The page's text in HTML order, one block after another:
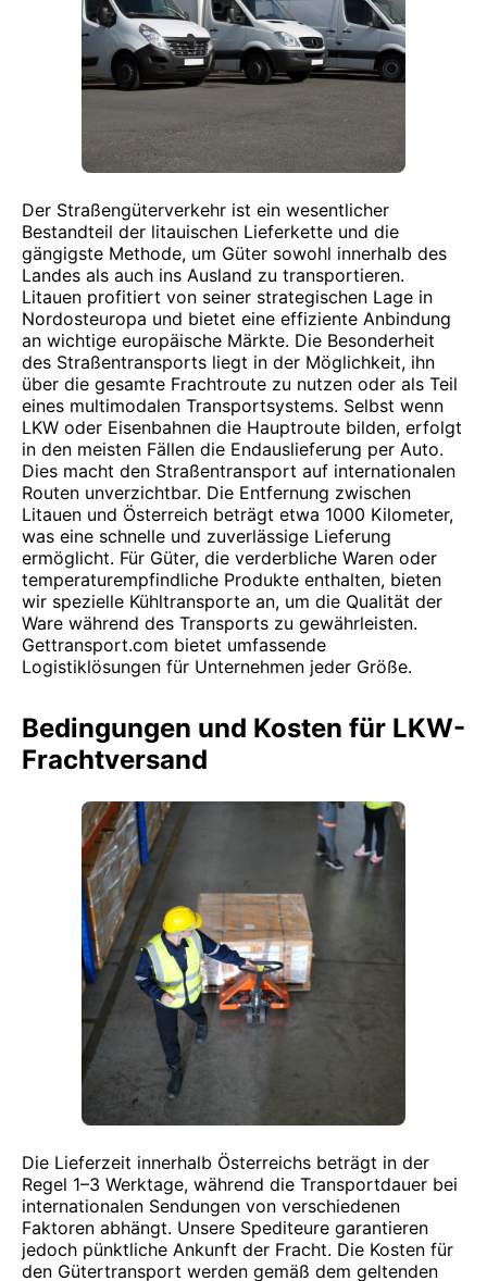
Der Straßengüterverkehr ist ein wesentlicher
Bestandteil der litauischen Lieferkette und die
gängigste Methode, um Güter sowohl innerhalb des
Landes als auch ins Ausland zu transportieren.
Litauen profitiert von seiner strategischen Lage in
Nordosteuropa und bietet eine effiziente Anbindung
an wichtige europäische Märkte. Die Besonderheit
des Straßentransports liegt in der Möglichkeit, ihn
über die gesamte Frachtroute zu nutzen oder als Teil
eines multimodalen Transportsystems. Selbst wenn
LKW oder Eisenbahnen die Hauptroute bilden, erfolgt
in den meisten Fällen die Endauslieferung per Auto.
Dies macht den Straßentransport auf internationalen
Routen unverzichtbar. Die Entfernung zwischen
Litauen und Österreich beträgt etwa 1000 Kilometer,
was eine schnelle und zuverlässige Lieferung
ermöglicht. Für Güter, die verderbliche Waren oder
temperaturempfindliche Produkte enthalten, bieten
wir spezielle Kühltransporte an, um die Qualität der
Ware während des Transports zu gewährleisten.
Gettransport.com bietet umfassende
Logistiklösungen für Unternehmen jeder Größe.
Bedingungen und Kosten für LKW-
Frachtversand
Die Lieferzeit innerhalb Österreichs beträgt in der
Regel 1–3 Werktage, während die Transportdauer bei
internationalen Sendungen von verschiedenen
Faktoren abhängt. Unsere Spediteure garantieren
jedoch pünktliche Ankunft der Fracht. Die Kosten für
den Gütertransport werden gemäß dem geltenden